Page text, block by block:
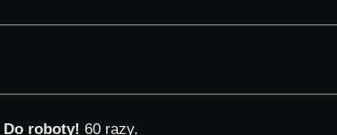
Do roboty! 60 razy.